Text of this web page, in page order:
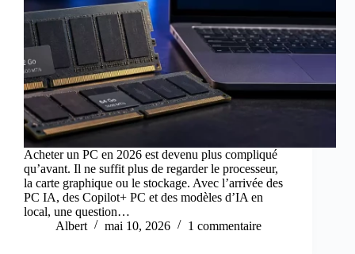
Acheter un PC en 2026 est devenu plus compliqué
qu’avant. Il ne suffit plus de regarder le processeur,
la carte graphique ou le stockage. Avec l’arrivée des
PC IA, des Copilot+ PC et des modèles d’IA en
local, une question…
Albert
mai 10, 2026 1 commentaire